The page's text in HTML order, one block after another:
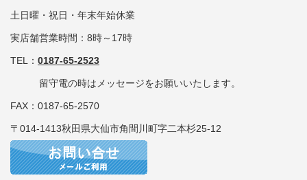
土日曜・祝日・年末年始休業
実店舗営業時間：8時～17時
TEL： 0187-65-2523
留守電の時はメッセージをお願いいたします。
FAX：0187-65-2570
〒014-1413秋田県大仙市角間川町字二本杉25-12